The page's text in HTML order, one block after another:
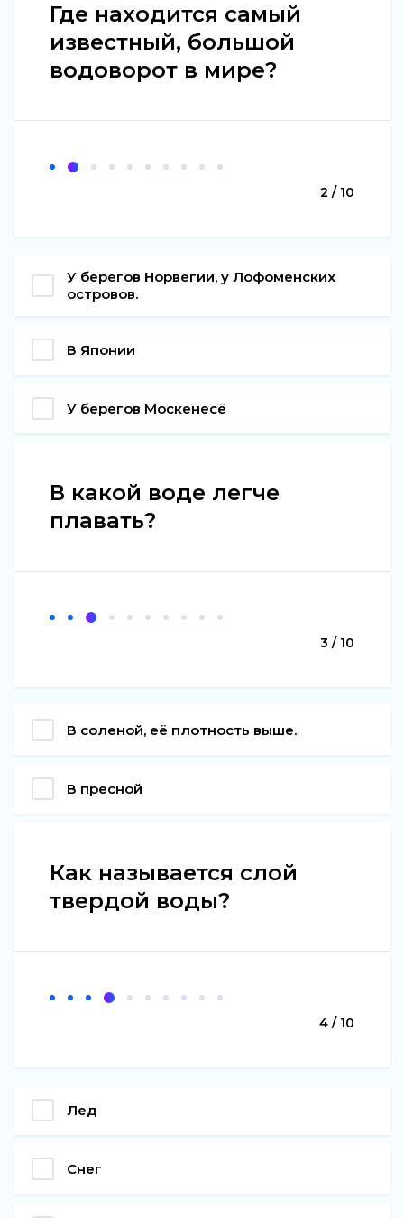
Где находится самый
известный, большой
водоворот в мире?
2 / 10
У берегов Норвегии, у Лофоменских
островов.
В Японии
У берегов Москенесё
В какой воде легче
плавать?
3 / 10
В соленой, её плотность выше.
В пресной
Как называется слой
твердой воды?
4 / 10
Лед
Снег